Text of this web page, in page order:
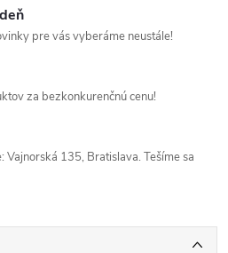
pre vás vyberáme neustále!
za bezkonkurenčnú cenu!
Vajnorská 135, Bratislava. Tešíme sa